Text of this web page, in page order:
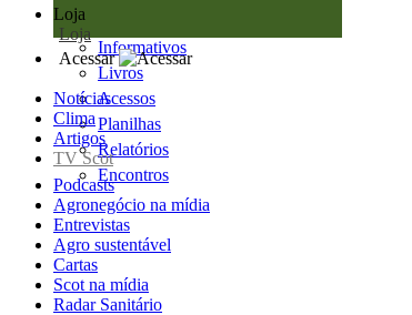
Loja
Loja
Informativos
Livros
Acessos
Planilhas
Relatórios
Encontros
Acessar
Notícias
Clima
Artigos
TV Scot
Podcasts
Agronegócio na mídia
Entrevistas
Agro sustentável
Cartas
Scot na mídia
Radar Sanitário